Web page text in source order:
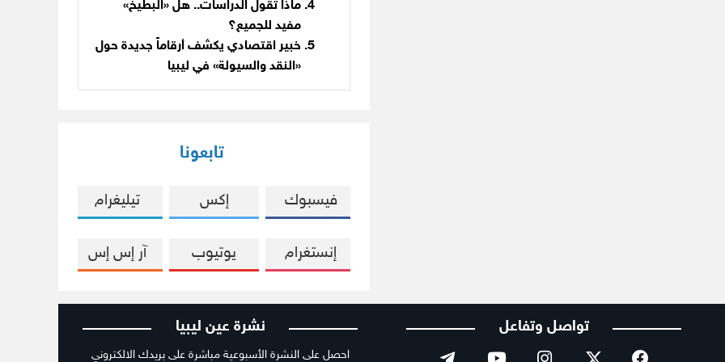
ماذا تقول الدراسات.. هل «البطيخ»
مفيد للجميع؟
خبير اقتصادي يكشف أرقاماً جديدة حول
«النقد والسيولة» في ليبيا
تابعونا
فيسبوك إكس تيليغرام
إنستغرام يوتيوب آر إس إس
تواصل وتفاعل نشرة عين ليبيا
احصل على النشرة الأسبوعية مباشرة على بريدك الالكتروني